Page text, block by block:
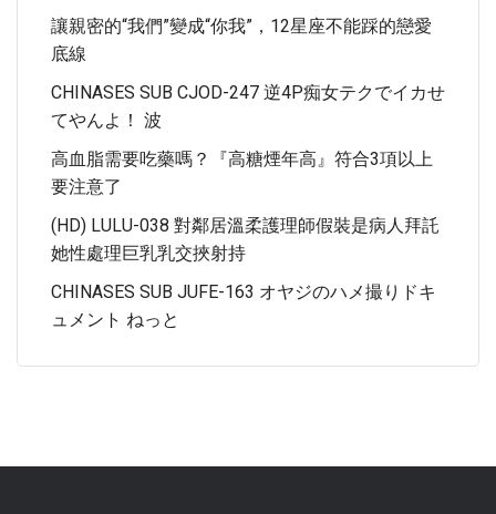
讓親密的“我們”變成“你我”，12星座不能踩的戀愛
底線
CHINASES SUB CJOD-247 逆4P痴女テクでイカせ
てやんよ！ 波
高血脂需要吃藥嗎？『高糖煙年高』符合3項以上
要注意了
(HD) LULU-038 對鄰居溫柔護理師假裝是病人拜託
她性處理巨乳乳交挾射持
CHINASES SUB JUFE-163 オヤジのハメ撮りドキ
ュメント ねっと